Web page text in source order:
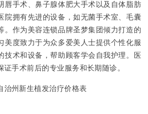
唇手术、鼻子腺体肥大手术以及自体脂肪
院拥有先进的设备，如无菌手术室、毛囊
。作为美容连锁品牌圣梦集团倾力打造的
美度致力于为众多爱美人士提供个性化服
技术和设备，帮助顾客学会自我护理。医
证手术前后的专业服务和长期随诊。
治州新生植发治疗价格表